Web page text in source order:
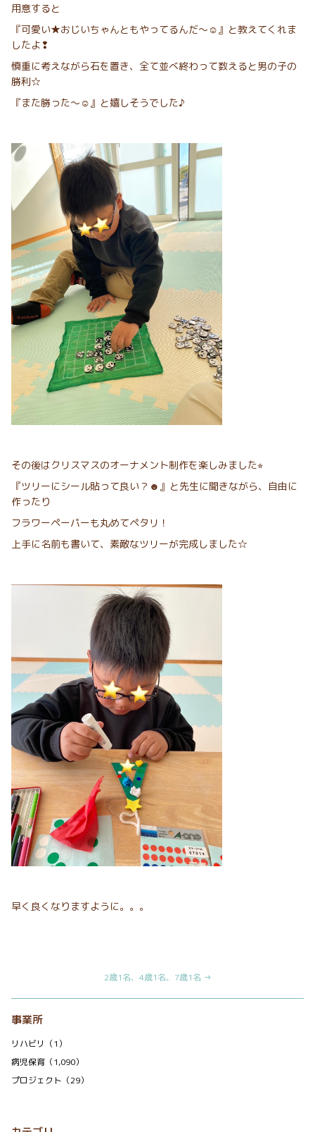
用意すると
『可愛い★おじいちゃんともやってるんだ〜☺︎』と教えてくれま
したよ❢
慎重に考えながら石を置き、全て並べ終わって数えると男の子の
勝利☆
『また勝った〜☺︎』と嬉しそうでした♪
その後はクリスマスのオーナメント制作を楽しみました⭐︎
『ツリーにシール貼って良い？☻』と先生に聞きながら、自由に
作ったり
フラワーペーパーも丸めてペタリ！
上手に名前も書いて、素敵なツリーが完成しました☆
早く良くなりますように。。。
2歳1名、4歳1名、7歳1名 →
事業所
リハビリ（1）
病児保育（1,090）
プロジェクト（29）